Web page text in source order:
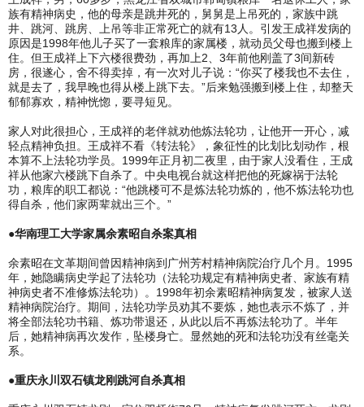
族有精神病史，他的母亲是跳井死的，舅舅是上吊死的，家族中跳
井、跳河、跳房、上吊等非正常死亡的就有13人。引发王成祥发病的
原因是1998年他儿子买了一套粮库的家属楼，就动员父母也搬到楼上
住。但王成祥上下六楼很费劲，再加上2、3年前他刚盖了3间新砖
房，很遂心，舍不得卖掉，有一次对儿子说：“你买了楼我也不去住，
就是去了，我早晚也得从楼上跳下去。”后来勉强搬到楼上住，却整天
郁郁寡欢，精神恍惚，要寻短见。
家人对此很担心，王成祥的老伴就劝他炼法轮功，让他开一开心，减
轻点精神负担。王成祥不看《转法轮》，象征性的比划比划动作，根
本算不上法轮功学员。1999年正月初二夜里，由于家人没看住，王成
祥从他家六楼跳下自杀了。中央电视台就这样把他的死嫁祸于法轮
功，粮库的职工都说：“他跳楼可不是炼法轮功炼的，他不炼法轮功也
得自杀，他们家两辈就出三个。”
●华南理工大学家属余素昭自杀案真相
余素昭在文革期间曾因精神病到广州芳村精神病院治疗几个月。1995
年，她隐瞒病史学起了法轮功（法轮功规定有精神病史者、家族有精
神病史者不准修炼法轮功）。1998年初余素昭精神病复发，被家人送
精神病院治疗。期间，法轮功学员劝其不要炼，她也表示不炼了，并
将全部法轮功书籍、炼功带退还，从此以后不再炼法轮功了。半年
后，她精神病再次发作，坠楼身亡。显然她的死和法轮功没有丝毫关
系。
●重庆永川双石镇龙刚跳河自杀真相